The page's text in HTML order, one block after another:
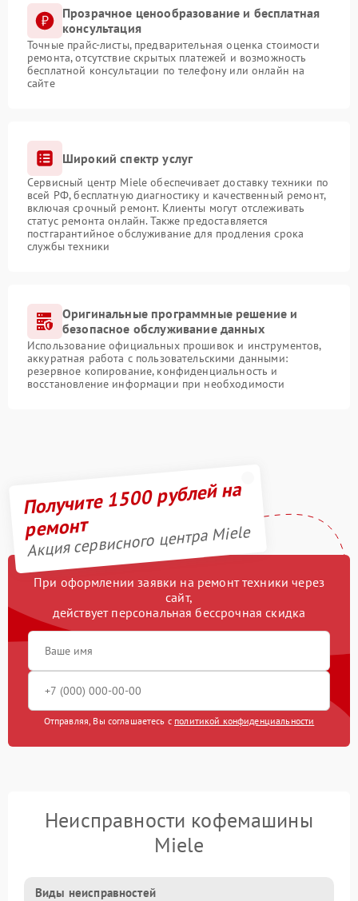
Прозрачное ценообразование и бесплатная
консультация
Точные прайс-листы, предварительная оценка стоимости
ремонта, отсутствие скрытых платежей и возможность
бесплатной консультации по телефону или онлайн на
сайте
Широкий спектр услуг
Сервисный центр Miele обеспечивает доставку техники по
всей РФ, бесплатную диагностику и качественный ремонт,
включая срочный ремонт. Клиенты могут отслеживать
статус ремонта онлайн. Также предоставляется
постгарантийное обслуживание для продления срока
службы техники
Оригинальные программные решение и
безопасное обслуживание данных
Использование официальных прошивок и инструментов,
аккуратная работа с пользовательскими данными:
резервное копирование, конфиденциальность и
восстановление информации при необходимости
Получите 1500 рублей на
ремонт
Акция сервисного центра Miele
При оформлении заявки на ремонт техники через
сайт,
действует персональная бессрочная скидка
Отправляя, Вы соглашаетесь с политикой конфиденциальности
Неисправности кофемашины
Miele
Виды неисправностей